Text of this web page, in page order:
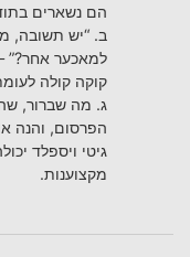
הם נשארים
ב. “יש תשובה,
למאכער אחר?”
קוקה קולה
ג. מה שברור,
הפרסום, והנה
גיטי ויספלד
מקצוענות.